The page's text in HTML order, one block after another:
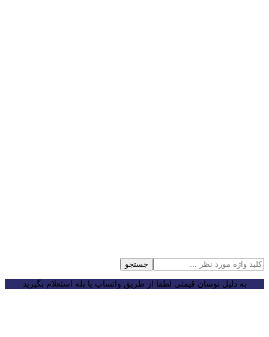
جستجو
به دلیل نوسان قیمتی لطفا از طریق واتساپ یا بله استعلام بگیرید